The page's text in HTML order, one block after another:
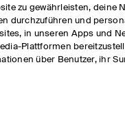
zu gewährleisten, deine
durchzuführen und
in unseren Apps und
Plattformen
über Benutzer, ihr